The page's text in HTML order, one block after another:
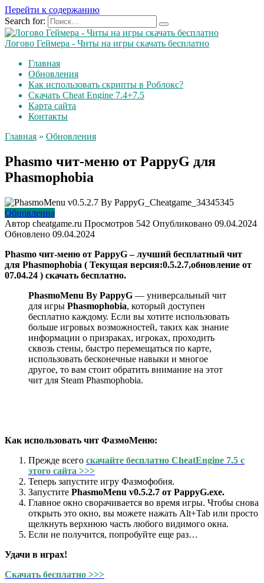
Перейти к содержанию
Search for:
Логово Геймера - Читы на игры скачать бесплатно
Главная
Обновления
Как использовать скрипты в Роблокс?
Скачать Cheat Engine 7.4+7.5
Карта сайта
Контакты
Главная » Обновления
Phasmo чит-меню от PappyG для
Phasmophobia
Обновления
Автор cheatgame.ru Просмотров 542 Опубликовано 09.04.2024
Обновлено 09.04.2024
Phasmo чит-меню от PappyG – лучший бесплатный чит
для Phasmophobia ( Текущая версия:0.5.2.7,обновление от
07.04.24 ) скачать бесплатно.
PhasmoMenu By PappyG — универсальный чит
для игры Phasmophobia, который доступен
бесплатно каждому. Если вы хотите использовать
больше игровых возможностей, таких как знание
информации о призраках, игроках, проходить
сквозь стены, быстро перемещаться по карте,
использовать бесконечные навыки и многое
другое, то вам стоит обратить внимание на этот
чит для Steam Phasmophobia.
Как использовать чит ФазмоМеню:
Прежде всего скачайте бесплатно CheatEngine 7.5 с
этого сайта >>>
Теперь запустите игру Фазмофобия.
Запустите PhasmoMenu v0.5.2.7 от PappyG.exe.
Главное окно сворачивается во время игры. Чтобы снова
открыть это окно, вы можете нажать Alt+Tab или просто
щелкнуть верхнюю часть любого видимого окна.
Если не получится, попробуйте еще раз…
Удачи в играх!
Скачать бесплатно >>>